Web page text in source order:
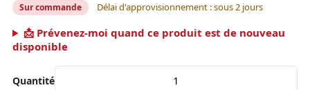
Sur commande Délai d'approvisionnement : sous 2 jours
📩 Prévenez-moi quand ce produit est de nouveau
disponible
Quantité